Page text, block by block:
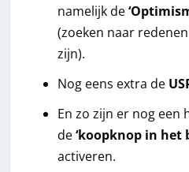
namelijk de
(zoeken naar
zijn).
Nog eens extra de
En zo zijn er nog een
de‘koopknop in het
activeren.